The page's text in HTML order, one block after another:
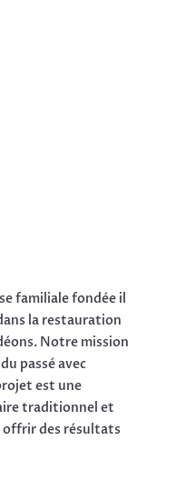
familiale fondée il
la restauration
Notre mission
passé avec
est une
traditionnel et
des résultats